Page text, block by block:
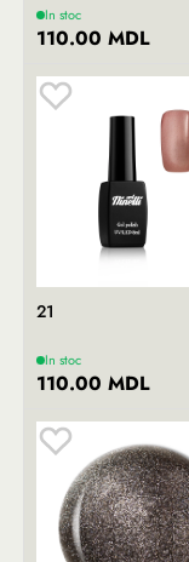
In stoc
110.00 MDL
21
In stoc
110.00 MDL